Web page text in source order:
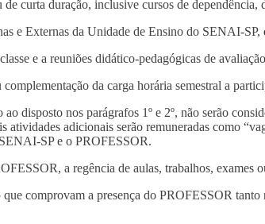
de curta duração, inclusive cursos de
e Externas da Unidade de Ensino do SENAI-
e a reuniões didático-pedagógicas de
da carga horária semestral a
disposto nos parágrafos 1º e 2º, não serão
atividades adicionais serão remuneradas como
SP e o PROFESSOR.
a regência de aulas, trabalhos, exames
comprovam a presença do PROFESSOR